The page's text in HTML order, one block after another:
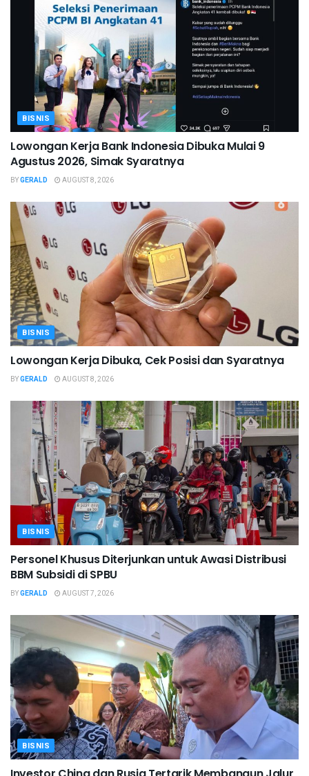
BISNIS
Lowongan Kerja Bank Indonesia Dibuka Mulai 9
Agustus 2026, Simak Syaratnya
BYGERALD AUGUST 8, 2026
BISNIS
Lowongan Kerja Dibuka, Cek Posisi dan Syaratnya
BYGERALD AUGUST 8, 2026
BISNIS
Personel Khusus Diterjunkan untuk Awasi Distribusi
BBM Subsidi di SPBU
BYGERALD AUGUST 7, 2026
BISNIS